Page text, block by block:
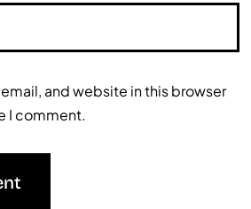
and website in this browser
I comment.